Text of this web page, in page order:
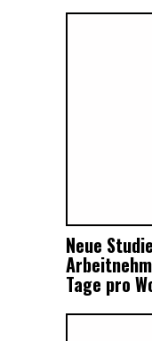
Neue
Tage pro